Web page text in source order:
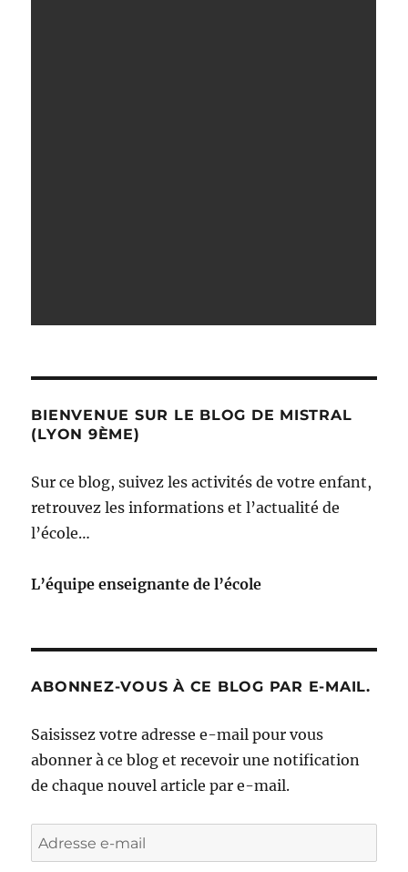
BIENVENUE SUR LE BLOG DE MISTRAL
(LYON 9ÈME)
Sur ce blog, suivez les activités de votre enfant,
retrouvez les informations et l’actualité de
l’école…
L’équipe enseignante de l’école
ABONNEZ-VOUS À CE BLOG PAR E-MAIL.
Saisissez votre adresse e-mail pour vous
abonner à ce blog et recevoir une notification
de chaque nouvel article par e-mail.
Adresse
e-